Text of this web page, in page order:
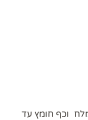
וכף חומץ עד